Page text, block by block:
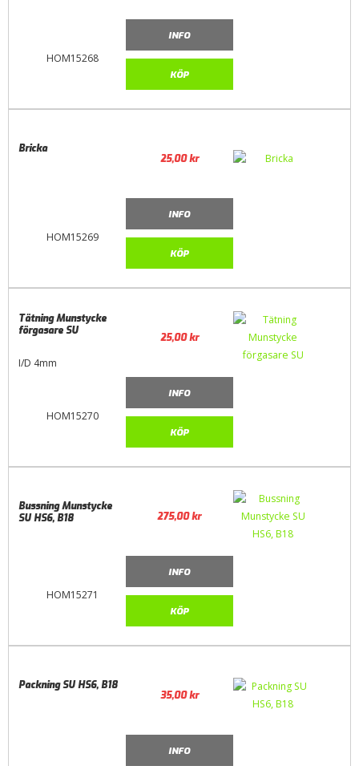
HOM15268
INFO
KÖP
HOM15269
Bricka
25,00kr
INFO
KÖP
HOM15270
Tätning Munstycke
förgasare SU
I/D 4mm
25,00kr
INFO
KÖP
HOM15271
Bussning Munstycke
SU HS6, B18
275,00kr
INFO
KÖP
Packning SU HS6, B18
35,00kr
INFO